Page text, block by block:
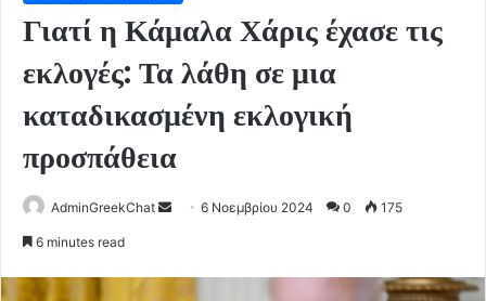
Γιατί η Κάμαλα Χάρις έχασε τις
εκλογές: Τα λάθη σε μια
καταδικασμένη εκλογική
προσπάθεια
AdminGreekChat
Send6 Νοεμβρίου 2024 0 175
6 minutes read